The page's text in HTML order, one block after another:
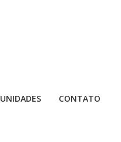
UNIDADES CONTATO